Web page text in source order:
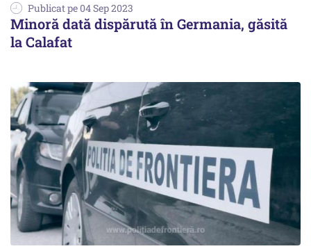
Publicat pe 04 Sep 2023
Minoră dată dispărută în Germania, găsită
la Calafat